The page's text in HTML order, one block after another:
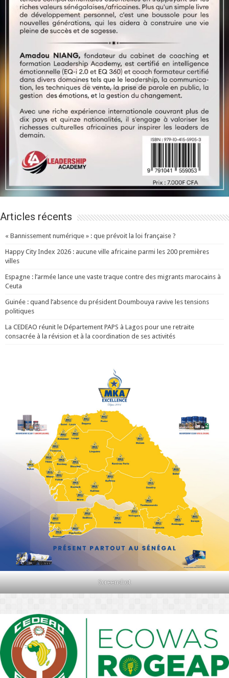
Articles récents
« Bannissement numérique » : que prévoit la loi française ?
Happy City Index 2026 : aucune ville africaine parmi les 200 premières
villes
Espagne : l’armée lance une vaste traque contre des migrants marocains à
Ceuta
Guinée : quand l’absence du président Doumbouya ravive les tensions
politiques
La CEDEAO réunit le Département PAPS à Lagos pour une retraite
consacrée à la révision et à la coordination de ses activités
Screenshot